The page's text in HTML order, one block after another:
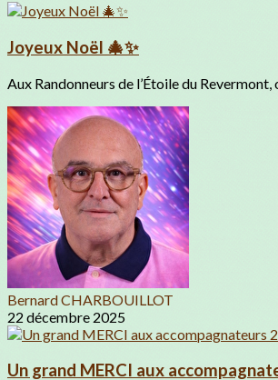
Joyeux Noël 🎄✨
Aux Randonneurs de l’Étoile du
Bernard CHARBOUILLOT
22 décembre 2025
Un grand MERCI aux